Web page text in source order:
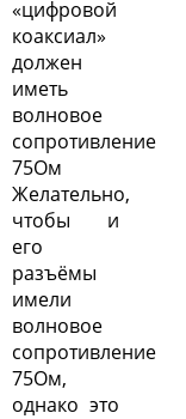
«цифровой
коаксиал»
должен
иметь
волновое
сопротивление
75Ом
Желательно,
чтобы и
его
разъёмы
имели
волновое
сопротивление
75Ом,
однако это